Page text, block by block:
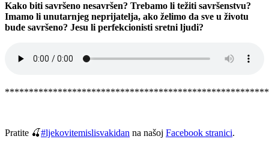
Kako biti savršeno nesavršen? Trebamo li težiti savršenstvu?
Imamo li unutarnjeg neprijatelja, ako želimo da sve u životu
bude savršeno? Jesu li perfekcionisti sretni ljudi?
Pratite 🍒#ljekovitemislisvakidan na našoj Facebook stranici.